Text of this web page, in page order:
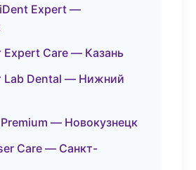
Expert —
Expert Care — Казань
Lab Dental — Нижний
— Новокузнецк
Care — Санкт-